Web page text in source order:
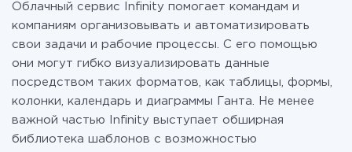
отарифах.
Облачный сервис Infinity помогает командам и
компаниям организовывать и автоматизировать
свои задачи и рабочие процессы. С его помощью
они могут гибко визуализировать данные
посредством таких форматов, как таблицы, формы,
колонки, календарь и диаграммы Ганта. Не менее
важной частью Infinity выступает обширная
библиотека шаблонов с возможностью